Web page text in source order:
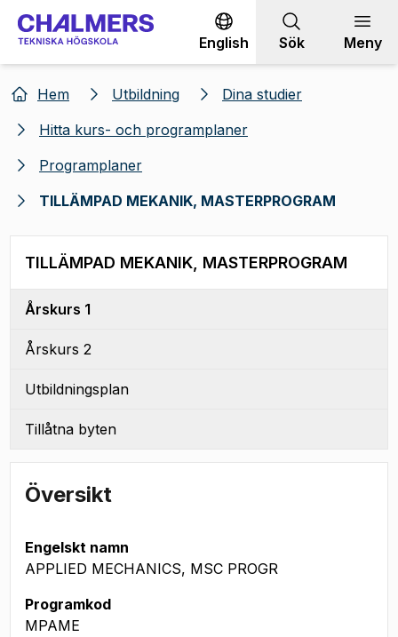
Gå till innehållet
English Sök Meny
Hem Utbildning
Dina studier
Hitta kurs- och programplaner
Programplaner
TILLÄMPAD MEKANIK, MASTERPROGRAM
TILLÄMPAD MEKANIK, MASTERPROGRAM
Årskurs 1
Årskurs 2
Utbildningsplan
Tillåtna byten
Översikt
Engelskt namn
APPLIED MECHANICS, MSC PROGR
Programkod
MPAME